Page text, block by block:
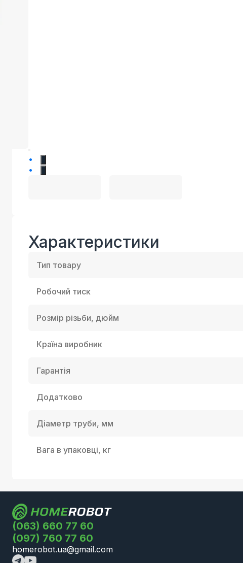
Характеристики
Тип товару
Робочий тиск
Розмір різьби, дюйм
Країна виробник
Гарантія
Додатково
Діаметр труби, мм
Вага в упаковці, кг
(063) 660 77 60
(097) 760 77 60
homerobot.ua@gmail.com